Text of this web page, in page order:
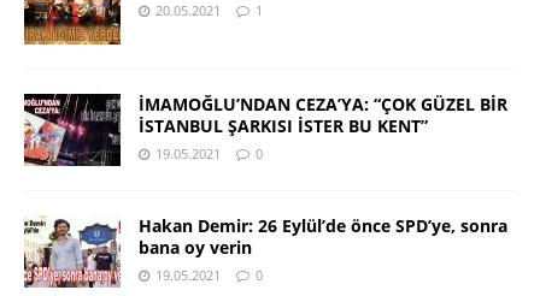
20.05.2021 1
İMAMOĞLU’NDAN CEZA’YA: “ÇOK GÜZEL BİR
İSTANBUL ŞARKISI İSTER BU KENT”
19.05.2021 0
Hakan Demir: 26 Eylül’de önce SPD’ye, sonra
bana oy verin
19.05.2021 0